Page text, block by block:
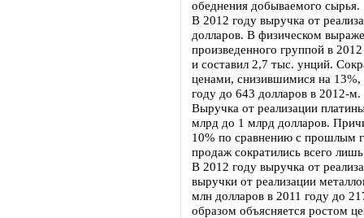
обеднения добываемого сырья.
В 2012 году выручка от
долларов. В физическом
произведенного группой в
и составил 2,7 тыс. унций.
ценами, снизившимися на
году до 643 долларов в 2012-м.
Выручка от реализации
млрд до 1 млрд долларов.
10% по сравнению с прошлым
продаж сократились всего
В 2012 году выручка от
выручки от реализации
млн долларов в 2011 году до
образом объясняется ростом